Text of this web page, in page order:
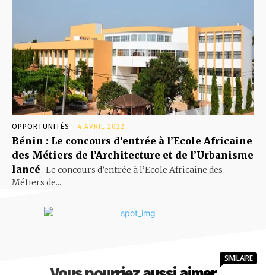
OPPORTUNITÉS 4 AVRIL 2022
Bénin : Le concours d’entrée à l’Ecole Africaine
des Métiers de l’Architecture et de l’Urbanisme
lancé Le concours d’entrée à l’Ecole Africaine des
Métiers de...
SIMILAIRE